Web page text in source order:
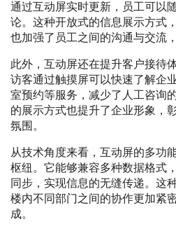
通过互动屏实时更新，员工可以
论。这种开放式的信息展示方式
也加强了员工之间的沟通与交流
此外，互动屏还在提升客户接待
访客通过触摸屏可以快速了解企
室预约等服务，减少了人工咨询
的展示方式也提升了企业形象，
氛围。
从技术角度来看，互动屏的多功
枢纽。它能够兼容多种数据格式
同步，实现信息的无缝传递。这
楼内不同部门之间的协作更加紧
成。